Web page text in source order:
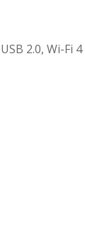
2.0, Wi-Fi 4